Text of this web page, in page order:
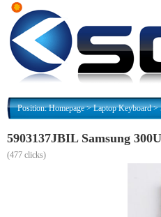
Position:Homepage>Laptop Keyboard>
(477 clicks)